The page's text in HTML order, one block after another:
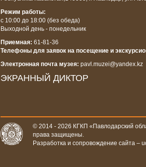
Режим работы:
с 10:00 до 18:00 (без обеда)
Выходной день - понедельник
Приемная: 61-81-36
Телефоны для заявок на посещение и
Электронная почта музея: pavl.muzei@yandex.kz
ЭКРАННЫЙ ДИКТОР
© 2014 - 2026 КГКП «Павлодарский
права защищены.
Разработка и сопровождение сайта –